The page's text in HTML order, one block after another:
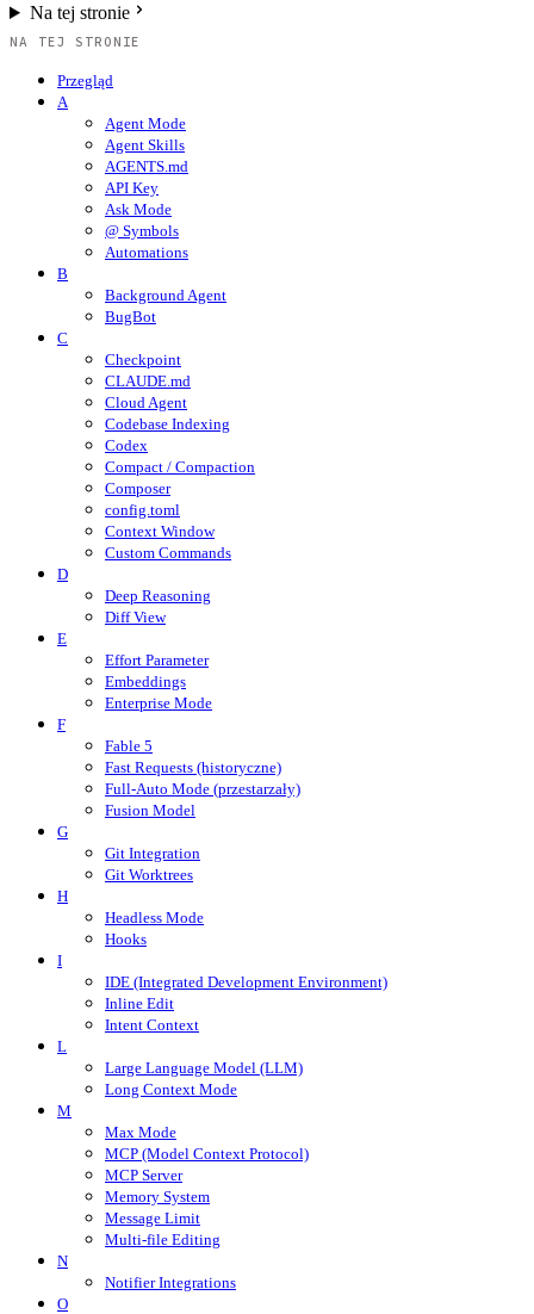
Na tej stronie
NA TEJ STRONIE
Przegląd
A
Agent Mode
Agent Skills
AGENTS.md
API Key
Ask Mode
@ Symbols
Automations
B
Background Agent
BugBot
C
Checkpoint
CLAUDE.md
Cloud Agent
Codebase Indexing
Codex
Compact / Compaction
Composer
config.toml
Context Window
Custom Commands
D
Deep Reasoning
Diff View
E
Effort Parameter
Embeddings
Enterprise Mode
F
Fable 5
Fast Requests (historyczne)
Full-Auto Mode (przestarzały)
Fusion Model
G
Git Integration
Git Worktrees
H
Headless Mode
Hooks
I
IDE (Integrated Development Environment)
Inline Edit
Intent Context
L
Large Language Model (LLM)
Long Context Mode
M
Max Mode
MCP (Model Context Protocol)
MCP Server
Memory System
Message Limit
Multi-file Editing
N
Notifier Integrations
O